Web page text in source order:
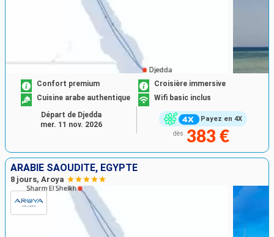
Payez en 4X
Confort premium
Croisière immersive
Cuisine arabe authentique
Wifi basic inclus
dès 383 €
Départ de Djedda
mer. 11 nov. 2026
ARABIE SAOUDITE, EGYPTE
8 jours, Aroya